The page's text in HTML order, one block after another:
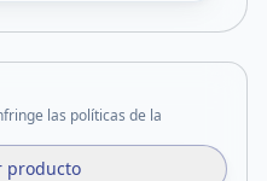
las políticas de la
producto